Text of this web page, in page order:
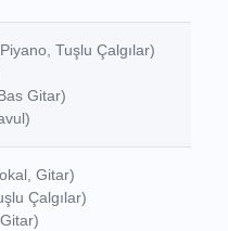
Tuşlu Çalgılar)
Gitar)
Gitar)
Çalgılar)